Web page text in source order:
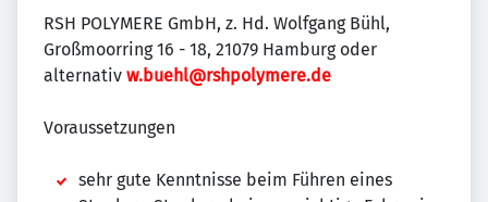
RSH POLYMERE GmbH, z. Hd. Wolfgang Bühl,
Großmoorring 16 - 18, 21079 Hamburg oder
alternativ w.buehl@rshpolymere.de
Voraussetzungen
sehr gute Kenntnisse beim Führen eines